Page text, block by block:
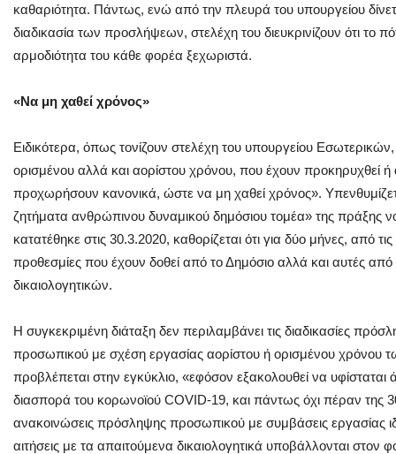
καθαριότητα. Πάντως, ενώ από την πλευρά του υπουργείου
διαδικασία των προσλήψεων, στελέχη του διευκρινίζουν ότι το
αρμοδιότητα του κάθε φορέα ξεχωριστά.
«Να μη χαθεί χρόνος»
Ειδικότερα, όπως τονίζουν στελέχη του υπουργείου
ορισμένου αλλά και αορίστου χρόνου, που έχουν προκηρυχθεί
προχωρήσουν κανονικά, ώστε να μη χαθεί χρόνος».
ζητήματα ανθρώπινου δυναμικού δημόσιου τομέα» της πράξης
κατατέθηκε στις 30.3.2020, καθορίζεται ότι για δύο μήνες, από
προθεσμίες που έχουν δοθεί από το Δημόσιο αλλά και αυτές
δικαιολογητικών.
Η συγκεκριμένη διάταξη δεν περιλαμβάνει τις διαδικασίες
προσωπικού με σχέση εργασίας αορίστου ή ορισμένου χρόνου
προβλέπεται στην εγκύκλιο, «εφόσον εξακολουθεί να υφίσταται
διασπορά του κορωνοϊού COVID-19, και πάντως όχι πέραν της
ανακοινώσεις πρόσληψης προσωπικού με συμβάσεις εργασίας
αιτήσεις με τα απαιτούμενα δικαιολογητικά υποβάλλονται στον